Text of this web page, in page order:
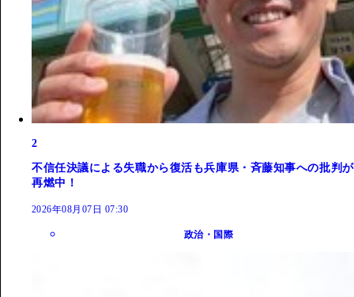
2
不信任決議による失職から復活も兵庫県・斉藤知事への批判が
再燃中！
2026年08月07日 07:30
政治・国際